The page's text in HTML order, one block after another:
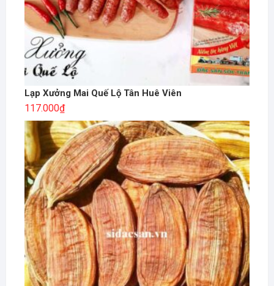
Lạp Xưởng Mai Quế Lộ Tân Huê Viên
117.000₫